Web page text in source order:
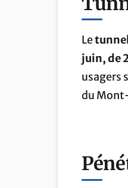
Le
juin, de
usagers
du